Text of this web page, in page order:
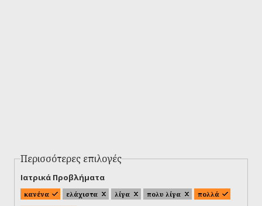
Περισσότερες επιλογές
Ιατρικά Προβλήματα
κανένα ελάχιστα λίγα πολυ λίγα
πολλά